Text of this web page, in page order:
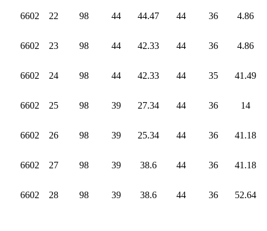
6602 22 98 44 44.47 44 36 4.86
6602 23 98 44 42.33 44 36 4.86
6602 24 98 44 42.33 44 35 41.49
6602 25 98 39 27.34 44 36 14
6602 26 98 39 25.34 44 36 41.18
6602 27 98 39 38.6 44 36 41.18
6602 28 98 39 38.6 44 36 52.64